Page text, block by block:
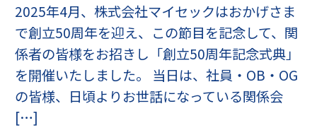
2025年4月、株式会社マイセックはおかげさま
で創立50周年を迎え、この節目を記念して、関
係者の皆様をお招きし「創立50周年記念式典」
を開催いたしました。 当日は、社員・OB・OG
の皆様、日頃よりお世話になっている関係会
[…]